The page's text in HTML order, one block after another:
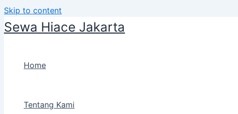
Skip to content
Sewa Hiace Jakarta
Home
Tentang Kami